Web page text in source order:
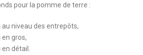
pour la pomme de terre :
niveau des entrepôts,
gros,
détail.